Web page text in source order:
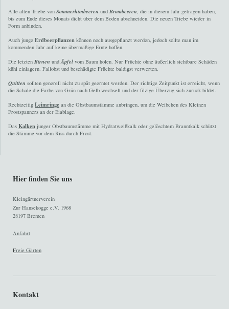
Alle alten Triebe von Sommerhimbeeren und Brombeeren, die in diesem Jahr getragen haben,
bis zum Ende dieses Monats dicht über dem Boden abschneiden. Die neuen Triebe wieder in
Form anbinden.
Auch junge Erdbeerpflanzen können noch ausgepflanzt werden, jedoch sollte man im
kommenden Jahr auf keine übermäßige Ernte hoffen.
Die letzten Birnen undÄpfel vom Baum holen. Nur Früchte ohne äußerlich sichtbare Schäden
kühl einlagern. Fallobst und beschädigte Früchte baldigst verwerten.
Quitten sollten generell nicht zu spät geerntet werden. Der richtige Zeitpunkt ist erreicht, wenn
die Schale die Farbe von Grün nach Gelb wechselt und der filzige Überzug sich zurück bildet.
Rechtzeitig Leimringe an die Obstbaumstämme anbringen, um die Weibchen des Kleinen
Frostspanners an der Eiablage.
Das Kalken junger Obstbaumstämme mit Hydratweißkalk oder gelöschtem Branntkalk schützt
die Stämme vor dem Riss durch Frost.
Hier finden Sie uns
Kleingärtnerverein
Zur Hansekogge e.V. 1968
28197 Bremen
Anfahrt
Freie Gärten
Kontakt